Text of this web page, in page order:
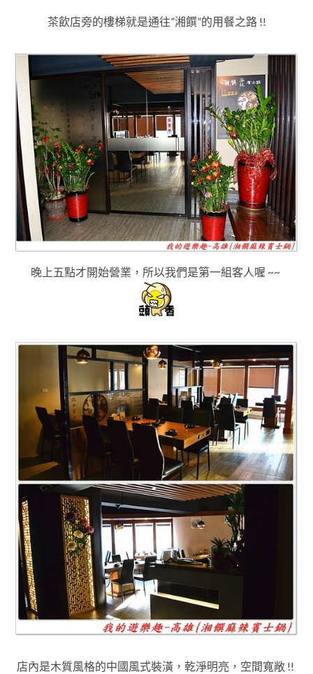
茶飲店旁的樓梯就是通往”湘饌”的用餐之路 !!
晚上五點才開始營業，所以我們是第一組客人喔 ~~
店內是木質風格的中國風式裝潢，乾淨明亮 ，空間寬敞 !!